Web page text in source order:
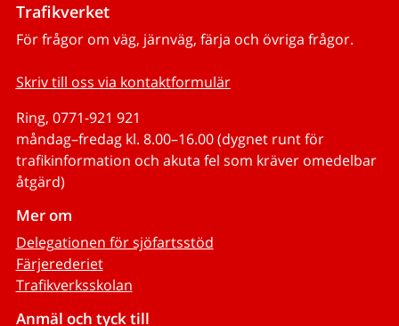
Trafikverket
För frågor om väg, järnväg, färja och övriga frågor.
Skriv till oss via kontaktformulär
Ring, 0771-921 921
måndag–fredag kl. 8.00–16.00 (dygnet runt för
trafikinformation och akuta fel som kräver omedelbar
åtgärd)
Mer om
Delegationen för sjöfartsstöd
Färjerederiet
Trafikverksskolan
Anmäl och tyck till